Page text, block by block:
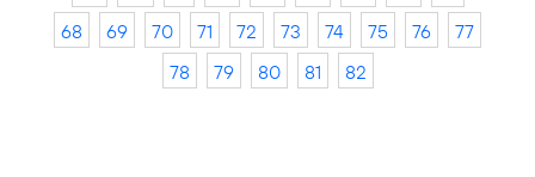
68
69 70 71 72 73 74 75 76
77
78
79 80 81 82